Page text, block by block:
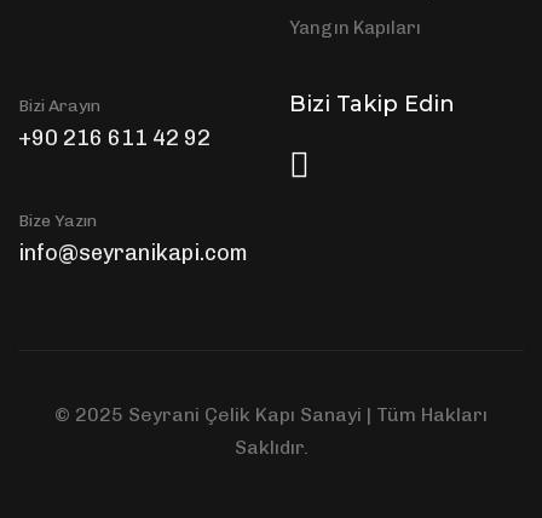
Yangın Kapıları
Bizi Arayın
+90 216 611 42 92
Bize Yazın
info@seyranikapi.com
Bizi Takip Edin
© 2025 Seyrani Çelik Kapı Sanayi | Tüm Hakları
Saklıdır.